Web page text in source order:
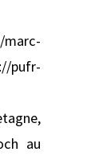
pufr-
au